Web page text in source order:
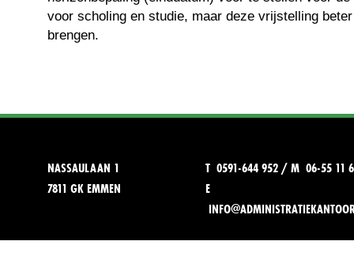
voor scholing en studie, maar deze vrijstelling
brengen.
NASSAULAAN 1
7811 GK EMMEN
T 0591-644 952 / M 06-55 11
E